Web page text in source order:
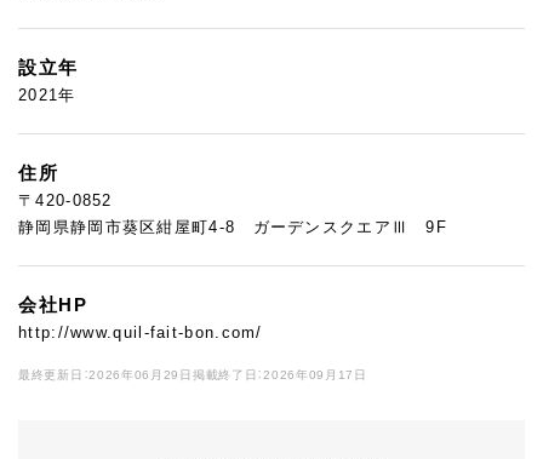
設立年
2021年
住所
〒420-0852
静岡県静岡市葵区紺屋町4-8 ガーデンスクエアⅢ 9F
会社HP
http://www.quil-fait-bon.com/
最終更新日：2026年06月29日 掲載終了日：2026年09月17日